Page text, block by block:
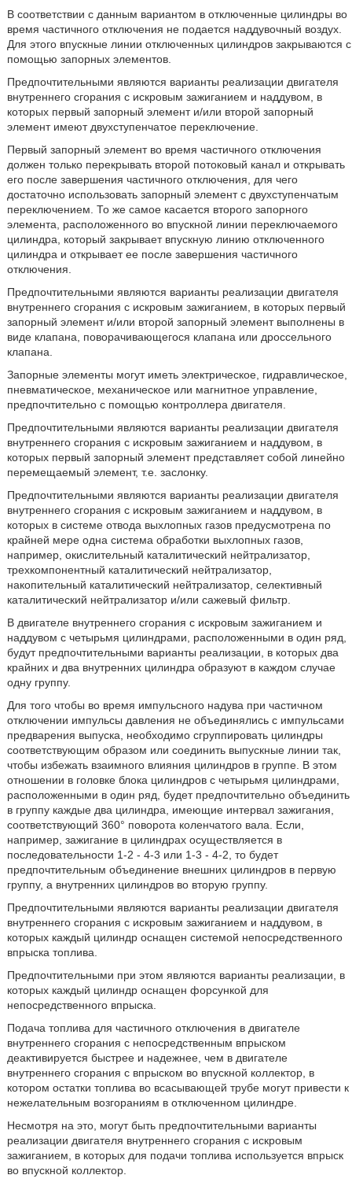
В соответствии с данным вариантом в отключенные цилиндры во
время частичного отключения не подается наддувочный воздух.
Для этого впускные линии отключенных цилиндров закрываются с
помощью запорных элементов.
Предпочтительными являются варианты реализации двигателя
внутреннего сгорания с искровым зажиганием и наддувом, в
которых первый запорный элемент и/или второй запорный
элемент имеют двухступенчатое переключение.
Первый запорный элемент во время частичного отключения
должен только перекрывать второй потоковый канал и открывать
его после завершения частичного отключения, для чего
достаточно использовать запорный элемент с двухступенчатым
переключением. То же самое касается второго запорного
элемента, расположенного во впускной линии переключаемого
цилиндра, который закрывает впускную линию отключенного
цилиндра и открывает ее после завершения частичного
отключения.
Предпочтительными являются варианты реализации двигателя
внутреннего сгорания с искровым зажиганием, в которых первый
запорный элемент и/или второй запорный элемент выполнены в
виде клапана, поворачивающегося клапана или дроссельного
клапана.
Запорные элементы могут иметь электрическое, гидравлическое,
пневматическое, механическое или магнитное управление,
предпочтительно с помощью контроллера двигателя.
Предпочтительными являются варианты реализации двигателя
внутреннего сгорания с искровым зажиганием и наддувом, в
которых первый запорный элемент представляет собой линейно
перемещаемый элемент, т.е. заслонку.
Предпочтительными являются варианты реализации двигателя
внутреннего сгорания с искровым зажиганием и наддувом, в
которых в системе отвода выхлопных газов предусмотрена по
крайней мере одна система обработки выхлопных газов,
например, окислительный каталитический нейтрализатор,
трехкомпонентный каталитический нейтрализатор,
накопительный каталитический нейтрализатор, селективный
каталитический нейтрализатор и/или сажевый фильтр.
В двигателе внутреннего сгорания с искровым зажиганием и
наддувом с четырьмя цилиндрами, расположенными в один ряд,
будут предпочтительными варианты реализации, в которых два
крайних и два внутренних цилиндра образуют в каждом случае
одну группу.
Для того чтобы во время импульсного надува при частичном
отключении импульсы давления не объединялись с импульсами
предварения выпуска, необходимо сгруппировать цилиндры
соответствующим образом или соединить выпускные линии так,
чтобы избежать взаимного влияния цилиндров в группе. В этом
отношении в головке блока цилиндров с четырьмя цилиндрами,
расположенными в один ряд, будет предпочтительно объединить
в группу каждые два цилиндра, имеющие интервал зажигания,
соответствующий 360° поворота коленчатого вала. Если,
например, зажигание в цилиндрах осуществляется в
последовательности 1-2 - 4-3 или 1-3 - 4-2, то будет
предпочтительным объединение внешних цилиндров в первую
группу, а внутренних цилиндров во вторую группу.
Предпочтительными являются варианты реализации двигателя
внутреннего сгорания с искровым зажиганием и наддувом, в
которых каждый цилиндр оснащен системой непосредственного
впрыска топлива.
Предпочтительными при этом являются варианты реализации, в
которых каждый цилиндр оснащен форсункой для
непосредственного впрыска.
Подача топлива для частичного отключения в двигателе
внутреннего сгорания с непосредственным впрыском
деактивируется быстрее и надежнее, чем в двигателе
внутреннего сгорания с впрыском во впускной коллектор, в
котором остатки топлива во всасывающей трубе могут привести к
нежелательным возгораниям в отключенном цилиндре.
Несмотря на это, могут быть предпочтительными варианты
реализации двигателя внутреннего сгорания с искровым
зажиганием, в которых для подачи топлива используется впрыск
во впускной коллектор.